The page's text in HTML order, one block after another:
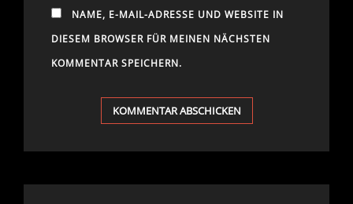
NAME, E-MAIL-ADRESSE UND WEBSITE IN
DIESEM BROWSER FÜR MEINEN NÄCHSTEN
KOMMENTAR SPEICHERN.